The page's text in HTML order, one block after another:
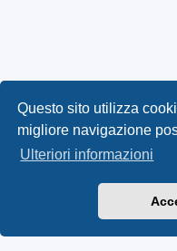
Questo sito utilizza
migliore navigazione
Ulteriori informazioni